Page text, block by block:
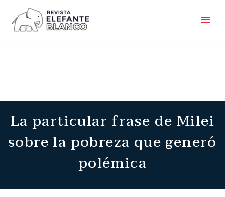
La particular frase de Milei
sobre la pobreza que generó
polémica